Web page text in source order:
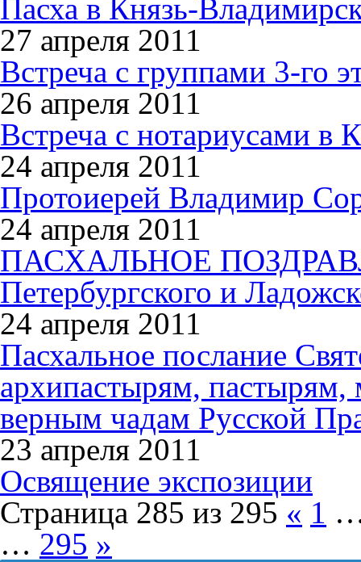
Пасха в Князь-
27 апреля 2011
Встреча с группами 3-го
26 апреля 2011
Встреча с нотариусами в
24 апреля 2011
Протоиерей Владимир
24 апреля 2011
ПАСХАЛЬНОЕ
Петербургского и
24 апреля 2011
Пасхальное послание
архипастырям,
верным чадам Русской
23 апреля 2011
Освящение экспозиции
Страница 285 из 295 « 1
… 295 »